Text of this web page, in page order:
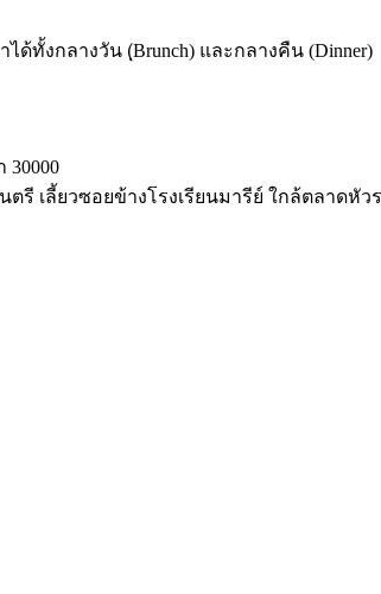
ทั้งกลางวัน (ฺBrunch) และกลางคืน (Dinner)
30000
เลี้ยวซอยข้างโรงเรียนมารีย์ ใกล้ตลาดหัว